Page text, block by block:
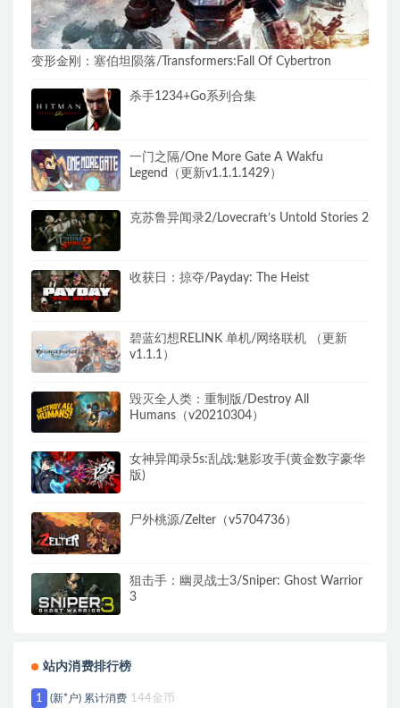
变形金刚：塞伯坦陨落/Transformers:Fall Of Cybertron
杀手1234+Go系列合集
一门之隔/One More Gate A Wakfu
Legend（更新v1.1.1.1429）
克苏鲁异闻录2/Lovecraft’s Untold Stories 2
收获日：掠夺/Payday: The Heist
碧蓝幻想RELINK 单机/网络联机 （更新
v1.1.1）
毁灭全人类：重制版/Destroy All
Humans（v20210304）
女神异闻录5s:乱战:魅影攻手(黄金数字豪华
版)
尸外桃源/Zelter（v5704736）
狙击手：幽灵战士3/Sniper: Ghost Warrior
3
站内消费排行榜
1 (新*户) 累计消费 144金币